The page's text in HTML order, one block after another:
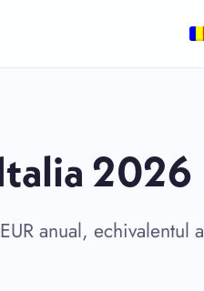
2026
anual, echivalentul a